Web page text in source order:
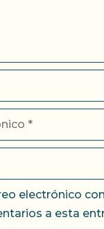
electrónico
a esta